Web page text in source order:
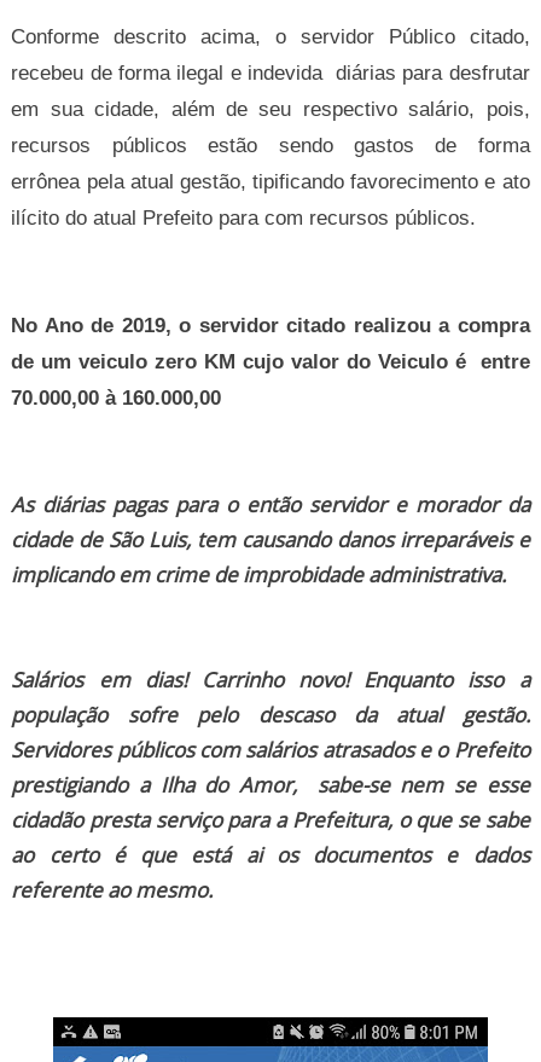
Conforme descrito acima, o servidor Público citado,
recebeu de forma ilegal e indevida diárias para desfrutar
em sua cidade, além de seu respectivo salário, pois,
recursos públicos estão sendo gastos de forma
errônea pela atual gestão, tipificando favorecimento e ato
ilícito do atual Prefeito para com recursos públicos.
No Ano de 2019, o servidor citado realizou a compra
de um veiculo zero KM cujo valor do Veiculo é entre
70.000,00 à 160.000,00
As diárias pagas para o então servidor e morador da
cidade de São Luis, tem causando danos irreparáveis e
implicando em crime de improbidade administrativa.
Salários em dias! Carrinho novo! Enquanto isso a
população sofre pelo descaso da atual gestão.
Servidores públicos com salários atrasados e o Prefeito
prestigiando a Ilha do Amor, sabe-se nem se esse
cidadão presta serviço para a Prefeitura, o que se sabe
ao certo é que está ai os documentos e dados
referente ao mesmo.